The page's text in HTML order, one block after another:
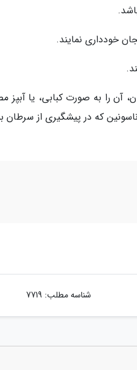
خودداری نمایند.
آن را به صورت کبابی، یا آبپز
که در پیشگیری از سرطان
شناسه مطلب: 7719